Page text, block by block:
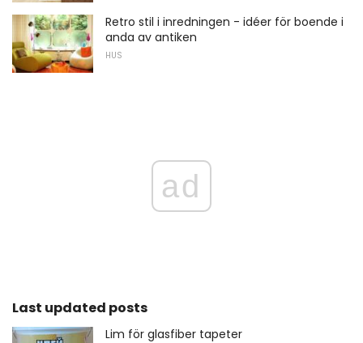
Retro stil i inredningen - idéer för boende i
anda av antiken
HUS
ad
Last updated posts
Lim för glasfiber tapeter